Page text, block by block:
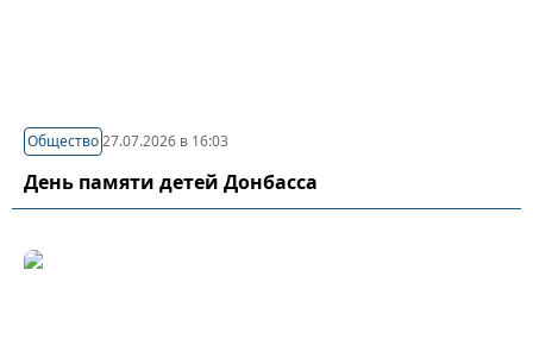
Общество27.07.2026 в 16:03
День памяти детей Донбасса